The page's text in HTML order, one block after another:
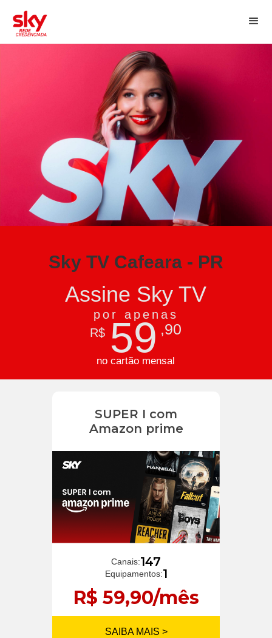
Sky TV Cafeara - PR
Assine Sky TV
por apenas
R$ 59 ,90
no cartão mensal
SUPER I com
Amazon prime
Canais:147
Equipamentos:1
R$ 59,90/mês
SAIBA MAIS >